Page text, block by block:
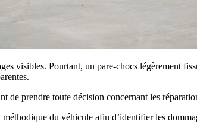
visibles. Pourtant, un pare-chocs légèrement
de prendre toute décision concernant les
du véhicule afin d’identifier les